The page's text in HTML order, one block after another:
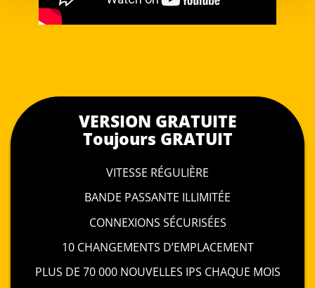
VERSION GRATUITE
Toujours GRATUIT
VITESSE RÉGULIÈRE
BANDE PASSANTE ILLIMITÉE
CONNEXIONS SÉCURISÉES
10 CHANGEMENTS D’EMPLACEMENT
PLUS DE 70 000 NOUVELLES IPS CHAQUE MOIS